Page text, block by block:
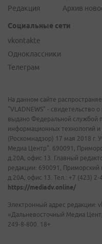
Редакция
Архив
Социальные сети
vkontakte
Одноклассники
Телеграм
На данном сайте
"VLADNEWS" -
выдано Федеральной службой
информационных технологий
(Роскомнадзор) 17 мая 2018 г.
Медиа Центр". 690091,
д.20А, офис 13. Главный
редакции: 690091, Приморский
д.20А, офис 13. Тел.: +7 (423) 2-
https://mediadv.online/
Электронный адрес редакции:
«Дальневосточный Медиа
249-8-800. 18+